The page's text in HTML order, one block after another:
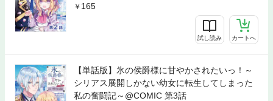
165
試し読み カートへ
【単話版】氷の侯爵様に甘やかされたいっ！～
シリアス展開しかない幼女に転生してしまった
私の奮闘記～@COMIC 第3話